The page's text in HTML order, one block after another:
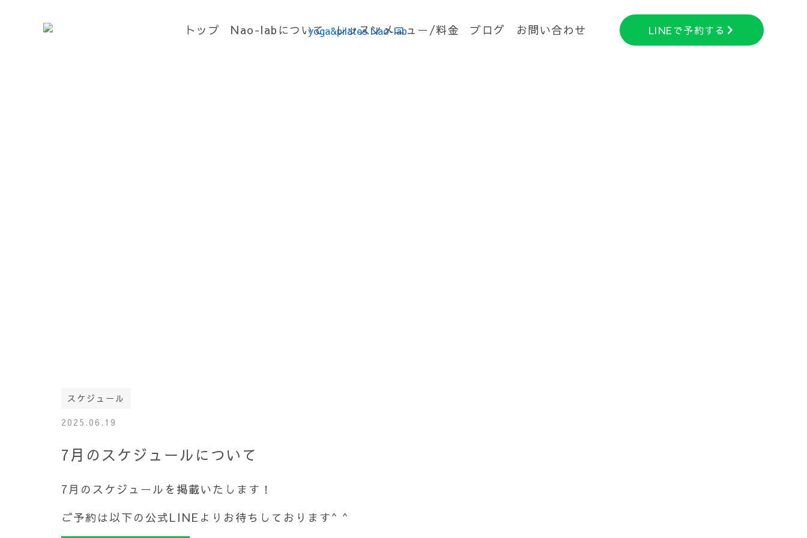
トップ Nao-labについて レッスンメニュー/料金 ブログ お問い合わせ LlNEで予約する
スケジュール
2025.06.19
7月のスケジュールについて
7月のスケジュールを掲載いたします！
ご予約は以下の公式LINEよりお待ちしております^ ^